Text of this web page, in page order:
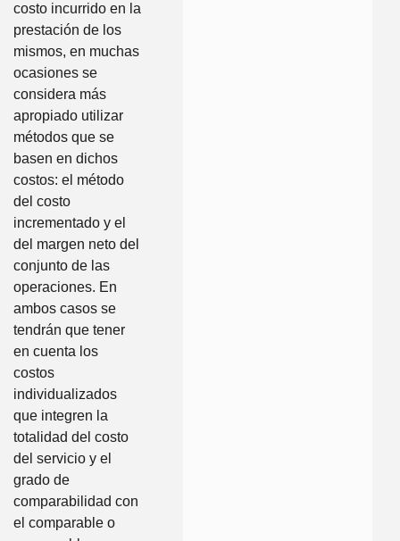
costo incurrido en la
prestación de los
mismos, en muchas
ocasiones se
considera más
apropiado utilizar
métodos que se
basen en dichos
costos: el método
del costo
incrementado y el
del margen neto del
conjunto de las
operaciones. En
ambos casos se
tendrán que tener
en cuenta los
costos
individualizados
que integren la
totalidad del costo
del servicio y el
grado de
comparabilidad con
el comparable o